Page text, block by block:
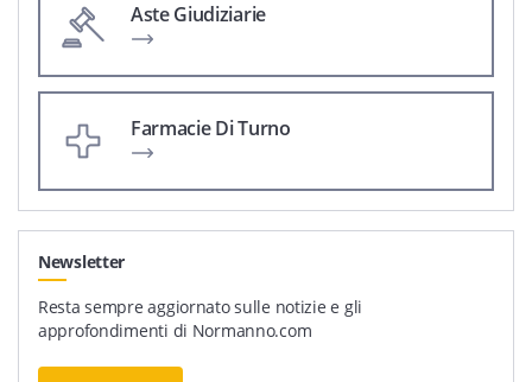
Aste Giudiziarie
Farmacie Di Turno
Newsletter
Resta sempre aggiornato sulle notizie e gli
approfondimenti di Normanno.com